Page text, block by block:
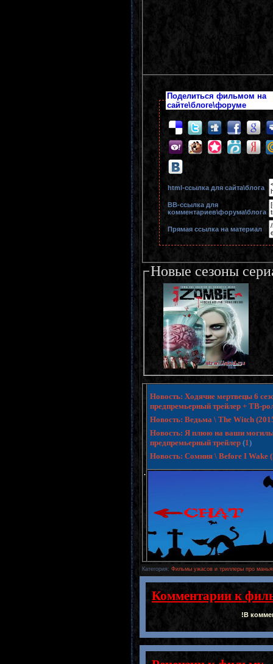
Поделиться фильмом на
сайте\блоге\форуме
html-cсылка для сайта\блога
BB-cсылка для
комментариев\форума\блога
Прямая ссылка на материал
Новые сезоны
.
Новость: Ходячие мертвецы 6
предпремьерный трейлер + ТВ-
Новость: Ведьма \ The Witch
Новость: Я плюю на ваши
предпремьерный трейлер (1)
Новость: Сомния \ Before I Wake
Категория: Фильмы ужасов и триллеры про
Комментарии к
!В